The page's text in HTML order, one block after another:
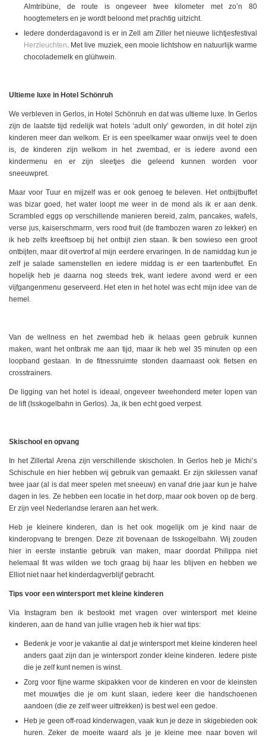
Almtribüne, de route is ongeveer twee kilometer met zo’n 80
hoogtemeters en je wordt beloond met prachtig uitzicht.
Iedere donderdagavond is er in Zell am Ziller het nieuwe lichtjesfestival
Herzleuchten. Met live muziek, een mooie lichtshow en natuurlijk warme
chocolademelk en glühwein.
Ultieme luxe in Hotel Schönruh
We verbleven in Gerlos, in Hotel Schönruh en dat was ultieme luxe. In Gerlos
zijn de laatste tijd redelijk wat hotels ‘adult only’ geworden, in dit hotel zijn
kinderen meer dan welkom. Er is een speelkamer waar onwijs veel te doen
is, de kinderen zijn welkom in het zwembad, er is iedere avond een
kindermenu en er zijn sleetjes die geleend kunnen worden voor
sneeuwpret.
Maar voor Tuur en mijzelf was er ook genoeg te beleven. Het ontbijtbuffet
was bizar goed, het water loopt me weer in de mond als ik er aan denk.
Scrambled eggs op verschillende manieren bereid, zalm, pancakes, wafels,
verse jus, kaiserschmarrn, vers rood fruit (de frambozen waren zo lekker) en
ik heb zelfs kreeftsoep bij het ontbijt zien staan. Ik ben sowieso een groot
ontbijten, maar dit overtrof al mijn eerdere ervaringen. In de namiddag kun je
zelf je salade samenstellen en iedere middag is er een taartenbuffet. En
hopelijk heb je daarna nog steeds trek, want iedere avond werd er een
vijfgangenmenu geserveerd. Het eten in het hotel was echt mijn idee van de
hemel.
Van de wellness en het zwembad heb ik helaas geen gebruik kunnen
maken, want het ontbrak me aan tijd, maar ik heb wel 35 minuten op een
loopband gestaan. In de fitnessruimte stonden daarnaast ook fietsen en
crosstrainers.
De ligging van het hotel is ideaal, ongeveer tweehonderd meter lopen van
de lift (Isskogelbahn in Gerlos). Ja, ik ben echt goed verpest.
Skischool en opvang
In het Zillertal Arena zijn verschillende skischolen. In Gerlos heb je Michi’s
Schischule en hier hebben wij gebruik van gemaakt. Er zijn skilessen vanaf
twee jaar (al is dat meer spelen met sneeuw) en vanaf drie jaar kun je halve
dagen in les. Ze hebben een locatie in het dorp, maar ook boven op de berg.
Er zijn veel Nederlandse leraren aan het werk.
Heb je kleinere kinderen, dan is het ook mogelijk om je kind naar de
kinderopvang te brengen. Deze zit bovenaan de Isskogelbahn. Wij zouden
hier in eerste instantie gebruik van maken, maar doordat Philippa niet
helemaal fit was wilden we toch graag bij haar les blijven en hebben we
Elliot niet naar het kinderdagverblijf gebracht.
Tips voor een wintersport met kleine kinderen
Via Instagram ben ik bestookt met vragen over wintersport met kleine
kinderen, aan de hand van jullie vragen heb ik hier wat tips:
Bedenk je voor je vakantie al dat je wintersport met kleine kinderen heel
anders gaat zijn dan je wintersport zonder kleine kinderen. Iedere piste
die je zelf kunt nemen is winst.
Zorg voor fijne warme skipakken voor de kinderen en voor de kleinsten
met mouwtjes die je om kunt slaan, iedere keer die handschoenen
aandoen (die ze zelf weer uittrekken) is best wel een gedoe.
Heb je geen off-road kinderwagen, vaak kun je deze in skigebieden ook
huren. Zeker de moeite waard als je je kleine mee naar boven wil